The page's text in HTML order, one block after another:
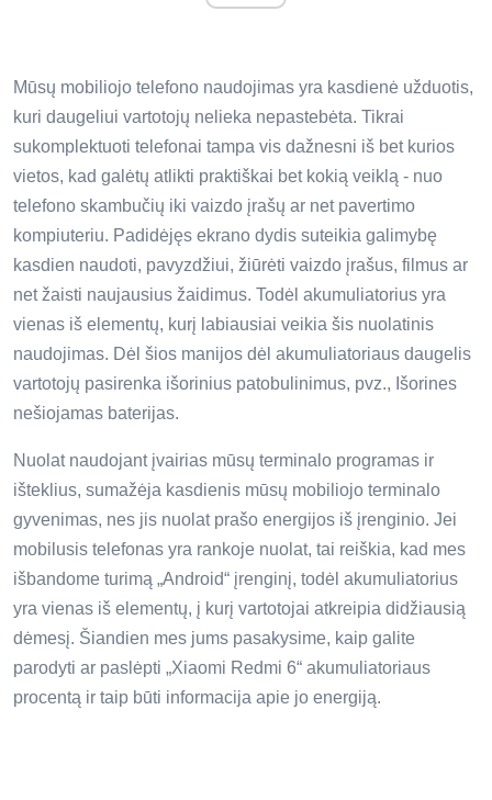
Mūsų mobiliojo telefono naudojimas yra kasdienė užduotis,
kuri daugeliui vartotojų nelieka nepastebėta. Tikrai
sukomplektuoti telefonai tampa vis dažnesni iš bet kurios
vietos, kad galėtų atlikti praktiškai bet kokią veiklą - nuo
telefono skambučių iki vaizdo įrašų ar net pavertimo
kompiuteriu. Padidėjęs ekrano dydis suteikia galimybę
kasdien naudoti, pavyzdžiui, žiūrėti vaizdo įrašus, filmus ar
net žaisti naujausius žaidimus. Todėl akumuliatorius yra
vienas iš elementų, kurį labiausiai veikia šis nuolatinis
naudojimas. Dėl šios manijos dėl akumuliatoriaus daugelis
vartotojų pasirenka išorinius patobulinimus, pvz., Išorines
nešiojamas baterijas.
Nuolat naudojant įvairias mūsų terminalo programas ir
išteklius, sumažėja kasdienis mūsų mobiliojo terminalo
gyvenimas, nes jis nuolat prašo energijos iš įrenginio. Jei
mobilusis telefonas yra rankoje nuolat, tai reiškia, kad mes
išbandome turimą „Android“ įrenginį, todėl akumuliatorius
yra vienas iš elementų, į kurį vartotojai atkreipia didžiausią
dėmesį. Šiandien mes jums pasakysime, kaip galite
parodyti ar paslėpti „Xiaomi Redmi 6“ akumuliatoriaus
procentą ir taip būti informacija apie jo energiją.